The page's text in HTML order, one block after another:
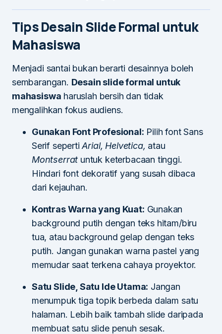
Tips Desain Slide Formal untuk
Mahasiswa
Menjadi santai bukan berarti desainnya boleh
sembarangan. Desain slide formal untuk
mahasiswa haruslah bersih dan tidak
mengalihkan fokus audiens.
Gunakan Font Profesional: Pilih font Sans
Serif sepertiArial, Helvetica, atau
Montserrat untuk keterbacaan tinggi.
Hindari font dekoratif yang susah dibaca
dari kejauhan.
Kontras Warna yang Kuat: Gunakan
background putih dengan teks hitam/biru
tua, atau background gelap dengan teks
putih. Jangan gunakan warna pastel yang
memudar saat terkena cahaya proyektor.
Satu Slide, Satu Ide Utama: Jangan
menumpuk tiga topik berbeda dalam satu
halaman. Lebih baik tambah slide daripada
membuat satu slide penuh sesak.